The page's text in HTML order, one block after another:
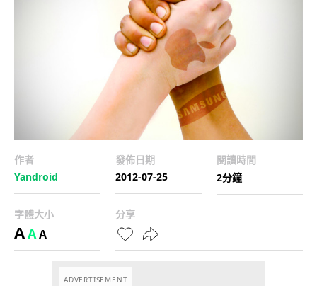
作者
Yandroid
發佈日期
2012-07-25
閱讀時間
2分鐘
字體大小
AAA
分享
ADVERTISEMENT